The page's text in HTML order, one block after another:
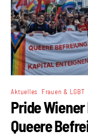
Aktuelles Frauen & LGBT
Pride Wiener
Queere